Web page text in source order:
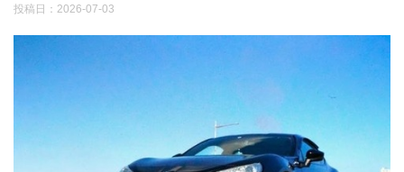
投稿日： 2026-07-03